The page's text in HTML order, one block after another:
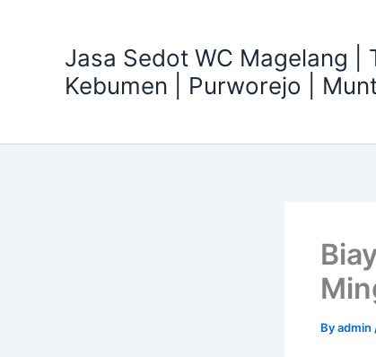
Jasa Sedot WC Magelang |
Kebumen | Purworejo |
Byadmin